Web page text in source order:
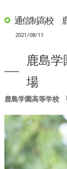
通信制高校
2021/08/11
鹿島学園高等学校
鹿島
場